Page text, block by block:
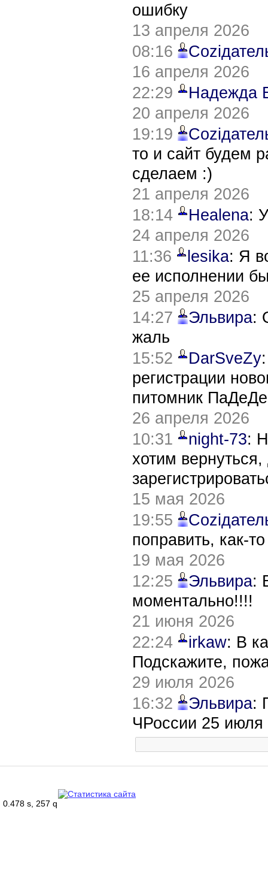
ошибку
13 апреля 2026
08:16
16 апреля 2026
22:29
Надежда
20 апреля 2026
19:19
то и сайт будем
сделаем :)
21 апреля 2026
18:14
Healena:
24 апреля 2026
11:36
lesika: Я
ее исполнении
25 апреля 2026
14:27
Эльвира:
жаль
15:52
DarSveZy
регистрации
питомник
26 апреля 2026
10:31
night-73:
хотим
15 мая 2026
19:55
поправить, как-
19 мая 2026
12:25
Эльвира:
моментально!!!!
21 июня 2026
22:24
irkaw: В
Подскажите,
29 июля 2026
16:32
Эльвира:
ЧРоссии 25 июля
0.478 s, 257 q